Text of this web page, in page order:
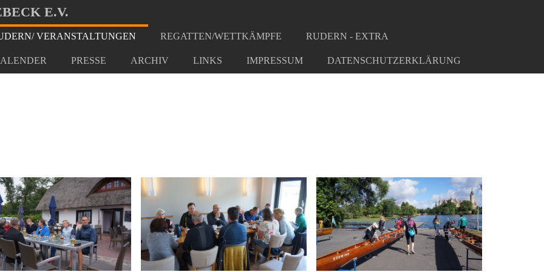
E.V.
VERANSTALTUNGEN REGATTEN/WETTKÄMPFE RUDERN - EXTRA
PRESSE ARCHIV LINKS IMPRESSUM DATENSCHUTZERKLÄRUNG